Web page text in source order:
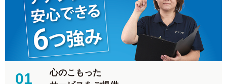
01
心のこもった